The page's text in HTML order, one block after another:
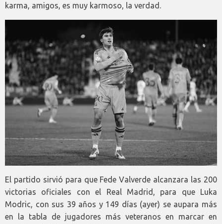
karma, amigos, es muy karmoso, la verdad.
El partido sirvió para que Fede Valverde alcanzara las 200
victorias oficiales con el Real Madrid, para que Luka
Modric, con sus 39 años y 149 días (ayer) se aupara más
en la tabla de jugadores más veteranos en marcar en